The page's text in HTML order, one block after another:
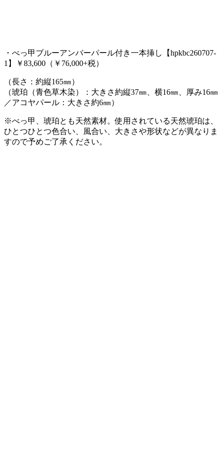
・べっ甲ブルーアンバーパール付き一本挿し【hpkbc260707-
1】￥83,600（￥76,000+税）
（長さ：約縦165㎜）
（琥珀（青色草木染）：大きさ約縦37㎜、横16㎜、厚み16㎜
／アコヤパール：大きさ約6㎜）
※べっ甲、琥珀とも天然素材。使用されている天然琥珀は、
ひとつひとつ色合い、風合い、大きさや形状などが異なりま
すので予めご了承ください。